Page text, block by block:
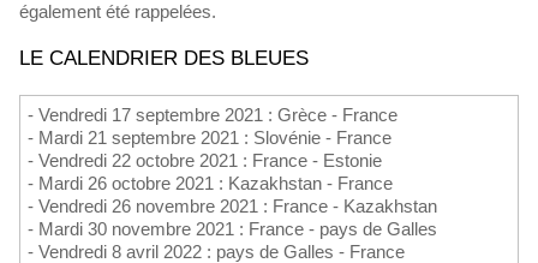
également été rappelées.
LE CALENDRIER DES BLEUES
- Vendredi 17 septembre 2021 : Grèce - France
- Mardi 21 septembre 2021 : Slovénie - France
- Vendredi 22 octobre 2021 : France - Estonie
- Mardi 26 octobre 2021 : Kazakhstan - France
- Vendredi 26 novembre 2021 : France - Kazakhstan
- Mardi 30 novembre 2021 : France - pays de Galles
- Vendredi 8 avril 2022 : pays de Galles - France